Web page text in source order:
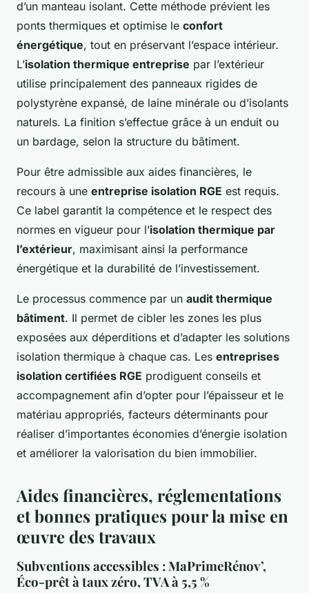
d’un manteau isolant. Cette méthode prévient les
ponts thermiques et optimise le confort
énergétique, tout en préservant l’espace intérieur.
L’isolation thermique entreprise par l’extérieur
utilise principalement des panneaux rigides de
polystyrène expansé, de laine minérale ou d’isolants
naturels. La finition s’effectue grâce à un enduit ou
un bardage, selon la structure du bâtiment.
Pour être admissible aux aides financières, le
recours à une entreprise isolation RGE est requis.
Ce label garantit la compétence et le respect des
normes en vigueur pour l’isolation thermique par
l’extérieur, maximisant ainsi la performance
énergétique et la durabilité de l’investissement.
Le processus commence par un audit thermique
bâtiment. Il permet de cibler les zones les plus
exposées aux déperditions et d’adapter les solutions
isolation thermique à chaque cas. Les entreprises
isolation certifiées RGE prodiguent conseils et
accompagnement afin d’opter pour l’épaisseur et le
matériau appropriés, facteurs déterminants pour
réaliser d’importantes économies d’énergie isolation
et améliorer la valorisation du bien immobilier.
Aides financières, réglementations
et bonnes pratiques pour la mise en
œuvre des travaux
Subventions accessibles : MaPrimeRénov’,
Éco-prêt à taux zéro, TVA à 5,5 %